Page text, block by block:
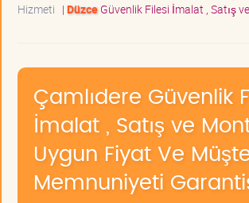
Hizmeti | DüzceGüvenlik Filesi İmalat , Satış
Çamlıdere Güvenlik
İmalat , Satış ve
Uygun Fiyat Ve
Memnuniyeti